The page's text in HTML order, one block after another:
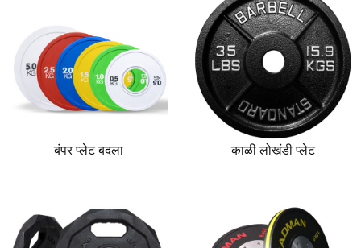
बंपर प्लेट बदला काळी लोखंडी प्लेट